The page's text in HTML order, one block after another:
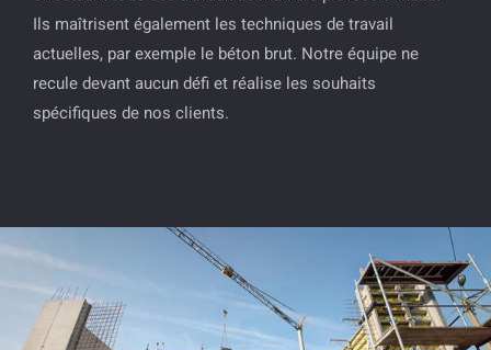
Ils maîtrisent également les techniques de travail
actuelles, par exemple le béton brut. Notre équipe ne
recule devant aucun défi et réalise les souhaits
spécifiques de nos clients.